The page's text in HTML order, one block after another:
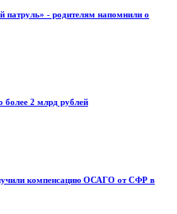
патруль» - родителям напомнили о
более 2 млрд рублей
компенсацию ОСАГО от СФР в